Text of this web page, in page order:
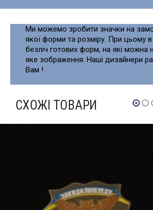
Ми можемо зробити значки на
якої форми та розміру. При цьому в
безліч готових форм, на які можна
яке зображення. Наші дизайнери
Вам !
СХОЖІ ТОВАРИ